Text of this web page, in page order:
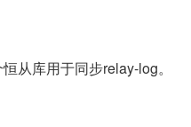
从库用于同步relay-log。